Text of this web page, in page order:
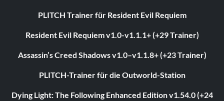
PLITCH Trainer für Resident Evil Requiem
Resident Evil Requiem v1.0-v1.1.1+ (+29 Trainer)
Assassin’s Creed Shadows v1.0–v1.1.8+ (+23 Trainer)
PLITCH-Trainer für die Outworld-Station
Dying Light: The Following Enhanced Edition v1.54.0 (+24